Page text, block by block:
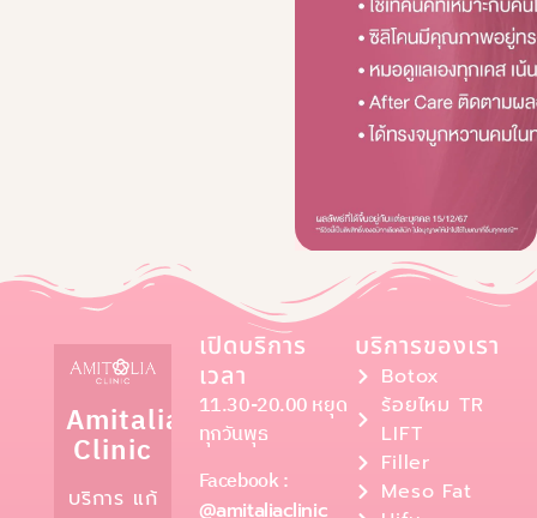
Amitalia
Clinic
บริการ แก้
เปิดบริการ
เวลา
11.30-20.00 หยุด
ทุกวันพุธ
Facebook :
@amitaliaclinic
บริการของเรา
Botox
ร้อยไหม TR
LIFT
Filler
Meso Fat